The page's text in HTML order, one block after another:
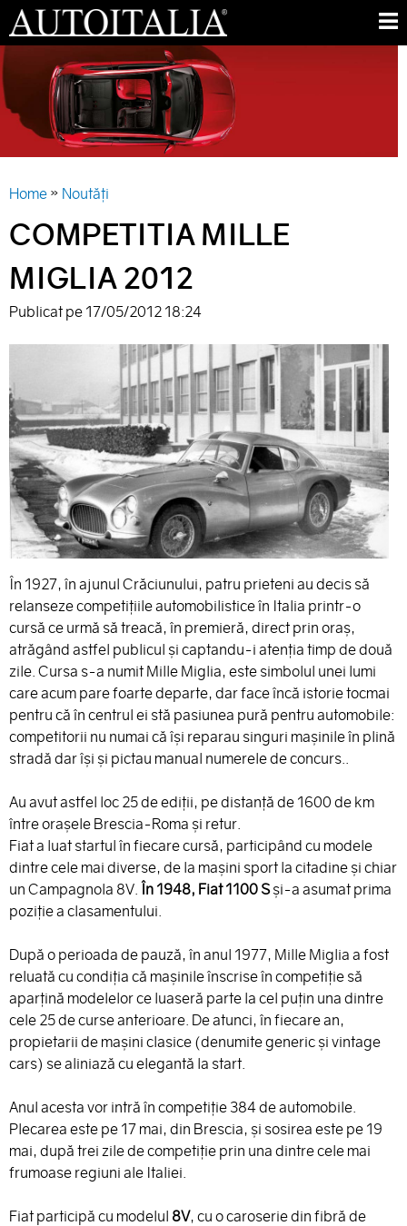
Skip
to
main
content
AUTO
ITALIA
M
E
ARE
HERE
Home » Noutăți
COMPETITIA MILLE
MIGLIA 2012
Publicat pe 17/05/2012 18:24
În 1927, în ajunul Crăciunului, patru prieteni au decis să
relanseze competiţiile automobilistice în Italia printr-o
cursă ce urmă să treacă, în premieră, direct prin oraş,
atrăgând astfel publicul şi captandu-i atenţia timp de două
zile. Cursa s-a numit Mille Miglia, este simbolul unei lumi
care acum pare foarte departe, dar face încă istorie tocmai
pentru că în centrul ei stă pasiunea pură pentru automobile:
competitorii nu numai că îşi reparau singuri maşinile în plină
stradă dar îşi şi pictau manual numerele de concurs..
Au avut astfel loc 25 de ediţii, pe distanţă de 1600 de km
între oraşele Brescia-Roma şi retur.
Fiat a luat startul în fiecare cursă, participând cu modele
dintre cele mai diverse, de la maşini sport la citadine şi chiar
un Campagnola 8V. În 1948, Fiat 1100 Sşi-a asumat prima
poziţie a clasamentului.
După o perioada de pauză, în anul 1977, Mille Miglia a fost
reluată cu condiţia că maşinile înscrise în competiţie să
aparţină modelelor ce luaseră parte la cel puţin una dintre
cele 25 de curse anterioare. De atunci, în fiecare an,
propietarii de maşini clasice (denumite generic şi vintage
cars) se aliniază cu elegantă la start.
Anul acesta vor intră în competiţie 384 de automobile.
Plecarea este pe 17 mai, din Brescia, şi sosirea este pe 19
mai, după trei zile de competiţie prin una dintre cele mai
frumoase regiuni ale Italiei.
Fiat participă cu modelul 8V, cu o caroserie din fibră de